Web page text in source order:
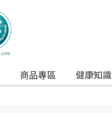
商品專區 健康知識